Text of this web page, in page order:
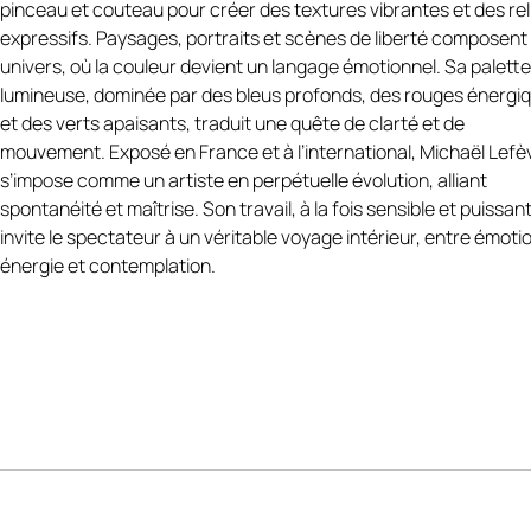
presque architecturale, où les rouges profonds et les oranges
lumineux dialoguent avec une dominante de bleus et de blancs,
créant une tension visuelle forte. Le travail au couteau confère à
matière une présence physique, accentuant la sensation de
mouvement et de profondeurhttps://michael-lefevre.book.fr/
À la frontière de l’abstraction et du souvenir marin,Les bateaux
abstraitsest une œuvre puissante et contemporaine, idéale
intérieur moderne, une collection d’art abstrait ou un espace
recherchant une œuvre structurante à forte identité.
pinceau et couteau pour créer des textures vibrantes et des
expressifs. Paysages, portraits et scènes de liberté composent
univers, où la couleur devient un langage émotionnel. Sa palette
lumineuse, dominée par des bleus profonds, des rouges
et des verts apaisants, traduit une quête de clarté et de
mouvement. Exposé en France et à l’international, Michaël
s’impose comme un artiste en perpétuelle évolution, alliant
spontanéité et maîtrise. Son travail, à la fois sensible et
invite le spectateur à un véritable voyage intérieur, entre
énergie et contemplation.